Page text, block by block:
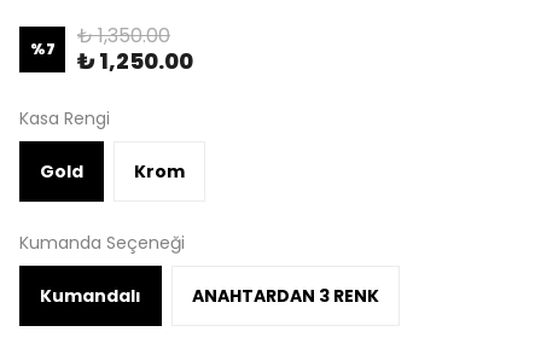
%7 ₺ 1,350.00
₺ 1,250.00
Kasa Rengi
Gold Krom
Kumanda Seçeneği
Kumandalı ANAHTARDAN 3 RENK